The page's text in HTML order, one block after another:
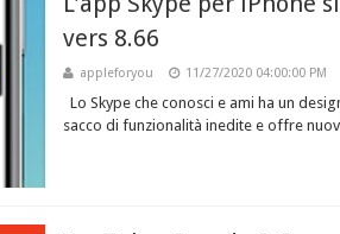
vers 8.66
appleforyou 11/27/2020 04:00:00 PM
Lo Skype che conosci e ami ha un
sacco di funzionalità inedite e offre